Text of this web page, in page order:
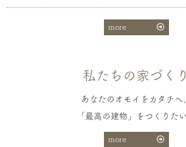
more
私たちの家づくり
あなたのオモイをカタチへ
「最高の建物」をつくりたい
more